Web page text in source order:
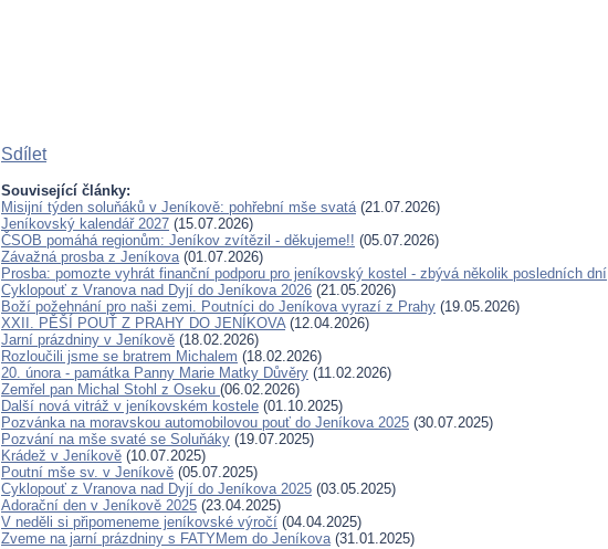
Sdílet
Související články:
Misijní týden soluňáků v Jeníkově: pohřební mše svatá(21.07.2026)
Jeníkovský kalendář 2027 (15.07.2026)
ČSOB pomáhá regionům: Jeníkov zvítězil - děkujeme!! (05.07.2026)
Závažná prosba z Jeníkova(01.07.2026)
Prosba: pomozte vyhrát finanční podporu pro jeníkovský kostel - zbývá několik posledních dní
Cyklopouť z Vranova nad Dyjí do Jeníkova 2026 (21.05.2026)
Boží požehnání pro naši zemi. Poutníci do Jeníkova vyrazí z Prahy (19.05.2026)
XXII. PĚŠÍ POUŤ Z PRAHY DO JENÍKOVA(12.04.2026)
Jarní prázdniny v Jeníkově (18.02.2026)
Rozloučili jsme se bratrem Michalem (18.02.2026)
20. února - památka Panny Marie Matky Důvěry (11.02.2026)
Zemřel pan Michal Stohl z Oseku (06.02.2026)
Další nová vitráž v jeníkovském kostele (01.10.2025)
Pozvánka na moravskou automobilovou pouť do Jeníkova 2025 (30.07.2025)
Pozvání na mše svaté se Soluňáky (19.07.2025)
Krádež v Jeníkově (10.07.2025)
Poutní mše sv. v Jeníkově (05.07.2025)
Cyklopouť z Vranova nad Dyjí do Jeníkova 2025 (03.05.2025)
Adorační den v Jeníkově 2025 (23.04.2025)
V neděli si připomeneme jeníkovské výročí (04.04.2025)
Zveme na jarní prázdniny s FATYMem do Jeníkova(31.01.2025)